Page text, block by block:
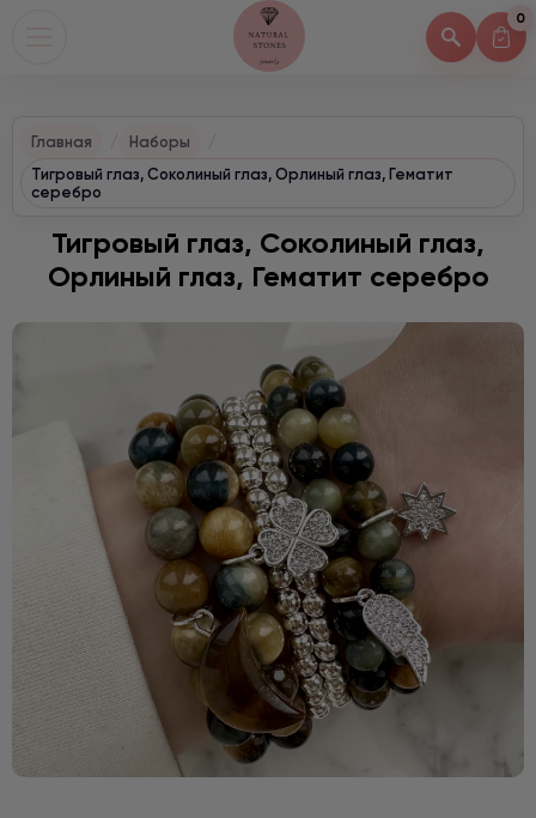
0
Главная
Наборы
Тигровый глаз, Соколиный глаз, Орлиный глаз, Гематит
серебро
Тигровый глаз, Соколиный глаз,
Орлиный глаз, Гематит серебро